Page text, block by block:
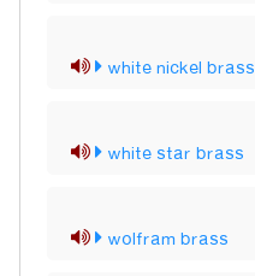
white nickel brass
white star brass
wolfram brass